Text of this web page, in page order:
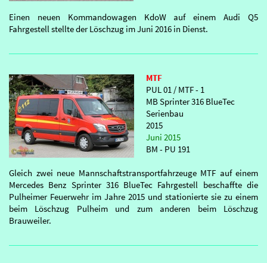
Einen neuen Kommandowagen KdoW auf einem Audi Q5
Fahrgestell stellte der Löschzug im Juni 2016 in Dienst.
MTF
PUL 01 / MTF - 1
MB Sprinter 316 BlueTec
Serienbau
2015
Juni 2015
BM - PU 191
Gleich zwei neue Mannschaftstransportfahrzeuge MTF auf einem
Mercedes Benz Sprinter 316 BlueTec Fahrgestell beschaffte die
Pulheimer Feuerwehr im Jahre 2015 und stationierte sie zu einem
beim Löschzug Pulheim und zum anderen beim Löschzug
Brauweiler.